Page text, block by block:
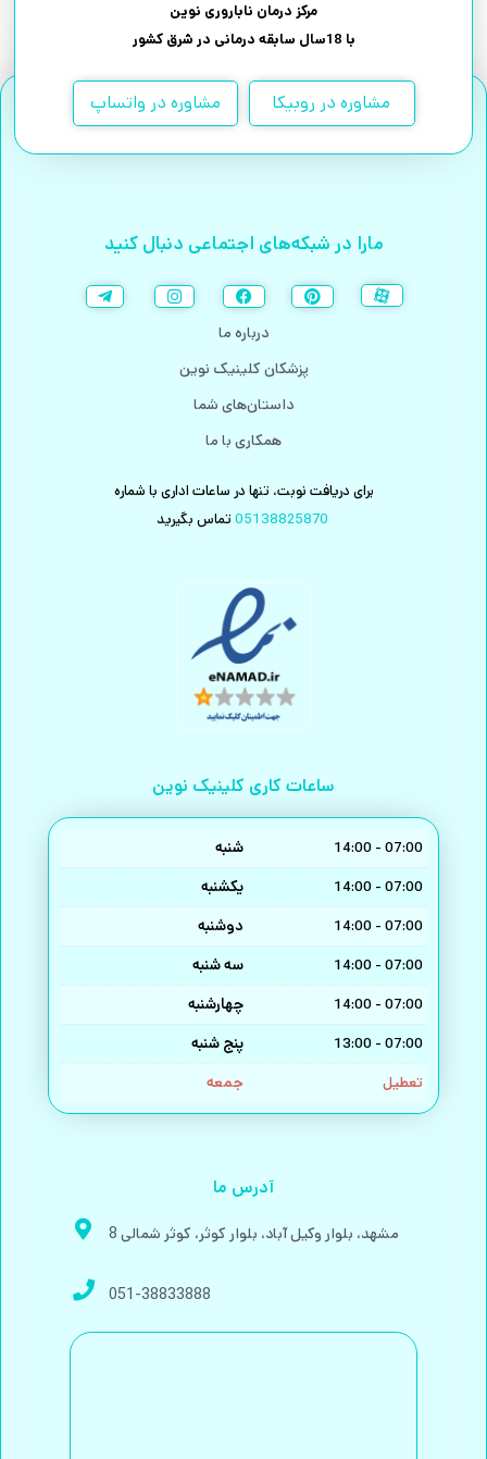
مرکز درمان ناباروری نوین
با 18سال سابقه درمانی در شرق کشور
مشاوره در واتساپ مشاوره در روبیکا
مارا در شبکه‌های اجتماعی دنبال کنید
درباره ما
پزشکان کلینیک نوین
داستان‌های شما
همکاری با ما
برای دریافت نوبت، تنها در ساعات اداری با شماره
05138825870 تماس بگیرید
ساعات کاری کلینیک نوین
شنبه 14:00 - 07:00
یکشنبه 14:00 - 07:00
دوشنبه 14:00 - 07:00
سه شنبه 14:00 - 07:00
چهارشنبه 14:00 - 07:00
پنج شنبه 13:00 - 07:00
جمعه تعطیل
آدرس ما
مشهد، بلوار وکیل آباد، بلوار کوثر، کوثر شمالی 8
051-38833888